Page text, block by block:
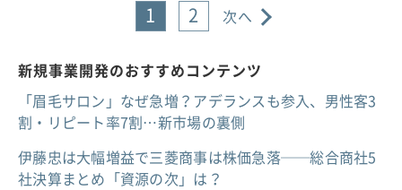
1 2 次へ
新規事業開発のおすすめコンテンツ
「眉毛サロン」なぜ急増？アデランスも参入、男性客3
割・リピート率7割…新市場の裏側
伊藤忠は大幅増益で三菱商事は株価急落──総合商社5
社決算まとめ「資源の次」は？